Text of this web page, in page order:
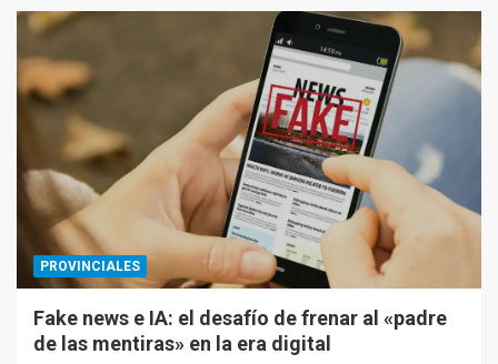
PROVINCIALES
Fake news e IA: el desafío de frenar al «padre
de las mentiras» en la era digital